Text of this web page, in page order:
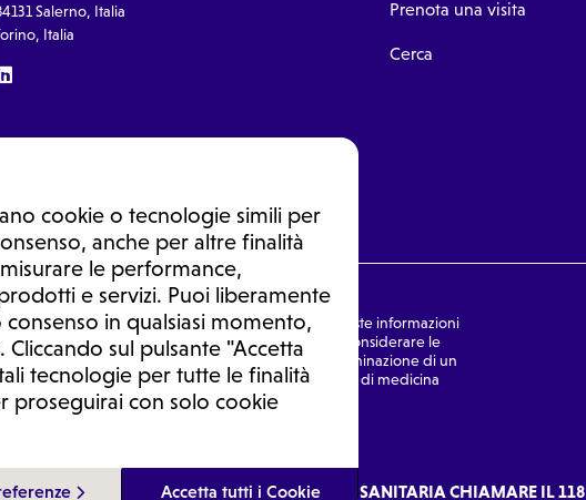
cookie o tecnologie simili per
anche per altre finalità
le performance,
e servizi. Puoi liberamente
in qualsiasi momento,
sul pulsante "Accetta
tecnologie per tutte le finalità
proseguirai con solo cookie
Accetta tutti i Cookie
Salerno, Italia
Italia
Prenota una visita
Cerca
non sono un consulto medico. In nessun caso, queste informazioni
una diagnosi formulata dal medico. Non si devono considerare le
per la formulazione di una diagnosi, la determinazione di un
di un farmaco senza prima consultare un medico di medicina
IN CASO DI EMERGENZA SANITARIA CHIAMARE IL 118